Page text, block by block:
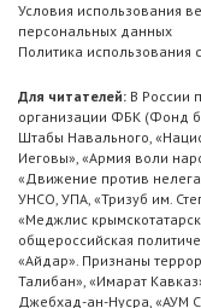
Условия использования
персональных данных
Политика использования
Для читателей: В России
организации ФБК (Фонд
Штабы Навального,
Иеговы», «Армия воли
«Движение против
УНСО, УПА, «Тризуб им.
«Меджлис
общероссийская
«Айдар». Признаны
Талибан», «Имарат
Джебхад-ан-Нусра, «АУМ